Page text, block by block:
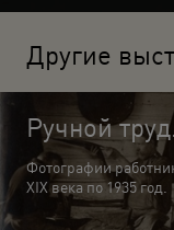
Другие
Ручной
Фотографии
XIX века по 1935 год.